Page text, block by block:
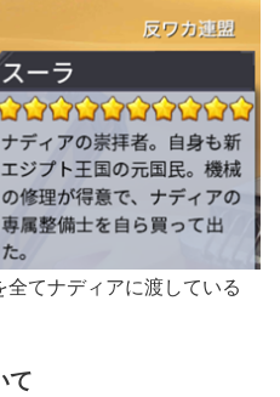
てナディアに渡している
て